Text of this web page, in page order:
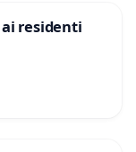
residenti